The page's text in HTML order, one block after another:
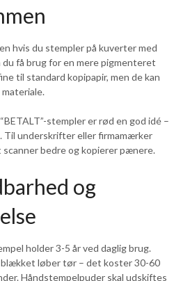
hvis du stempler på kuverter med
få brug for en mere pigmenteret
til standard kopipapir, men de kan
stempler er rød en god idé –
Til underskrifter eller firmamærker
bedre og kopierer pænere.
og
holder 3-5 år ved daglig brug.
blækket løber tør – det koster 30-60
Håndstempelpuder skal udskiftes